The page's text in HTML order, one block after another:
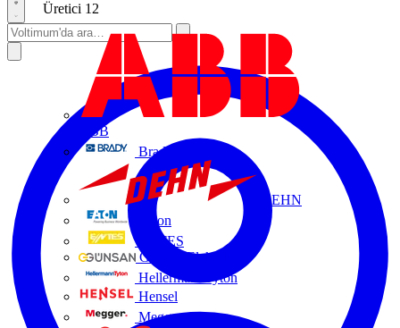
Üretici 12
ABB
Brady
DEHN
Eaton
ENTES
Günsan Elektrik
HellermannTyton
Hensel
Megger